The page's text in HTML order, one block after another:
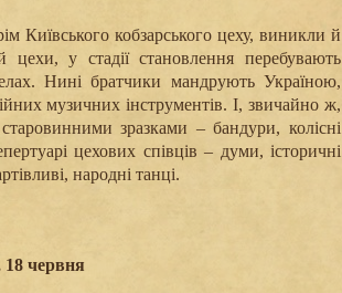
Київського кобзарського цеху, виникли й
цехи, у стадії становлення перебувають
Нині братчики мандрують Україною,
музичних інструментів. І, звичайно ж,
зразками – бандури, колісні
цехових співців – думи, історичні
народні танці.
18 червня